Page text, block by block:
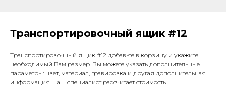
Транспортировочный ящик #12
Транспортировочный ящик #12 добавьте в корзину и укажите
необходимый Вам размер. Вы можете указать дополнительные
параметры: цвет, материал, гравировка и другая дополнительная
информация. Наш специалист рассчитает стоимость